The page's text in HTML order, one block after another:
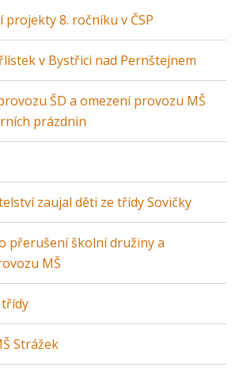
projekty 8. ročníku v ČSP
v Bystřici nad Pernštejnem
ŠD a omezení provozu MŠ
prázdnin
zaujal děti ze třídy Sovičky
přerušení školní družiny a
MŠ
třídy
Strážek